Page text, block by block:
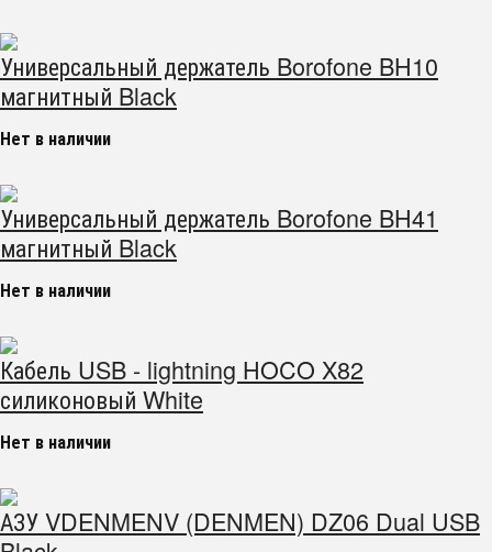
Универсальный держатель Borofone BH10
магнитный Black
Нет в наличии
Универсальный держатель Borofone BH41
магнитный Black
Нет в наличии
Кабель USB - lightning HOCO X82
силиконовый White
Нет в наличии
АЗУ VDENMENV (DENMEN) DZ06 Dual USB